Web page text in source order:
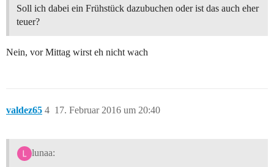
Soll ich dabei ein Frühstück dazubuchen oder ist das auch eher
teuer?
Nein, vor Mittag wirst eh nicht wach
valdez65 17. Februar 2016 um 20:40
4
lunaa: